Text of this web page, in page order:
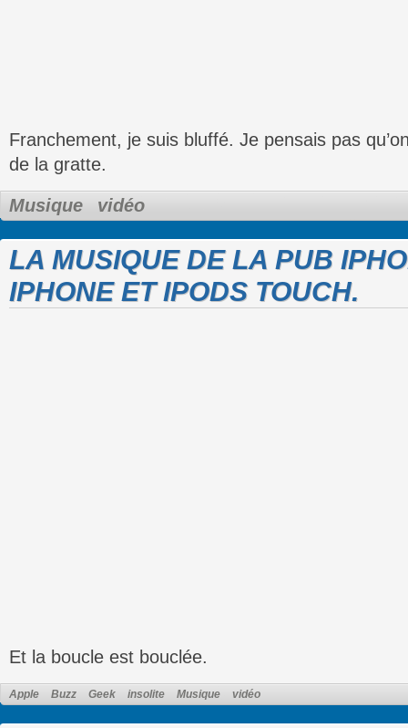
Franchement, je suis bluffé. Je pensais pas
de la gratte.
Musique vidéo
LA MUSIQUE DE LA PUB
IPHONE ET IPODS TOUCH.
Et la boucle est bouclée.
Apple Buzz Geek insolite Musique vidéo